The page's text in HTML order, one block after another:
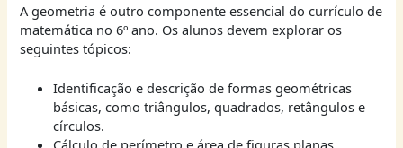
A geometria é outro componente essencial do currículo de
matemática no 6º ano. Os alunos devem explorar os
seguintes tópicos:
Identificação e descrição de formas geométricas
básicas, como triângulos, quadrados, retângulos e
círculos.